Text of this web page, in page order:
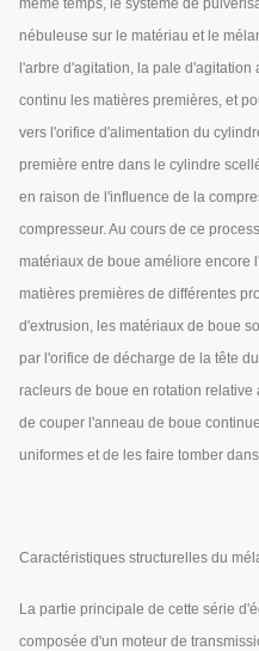
même temps, le système de
nébuleuse sur le matériau et le
l'arbre d'agitation, la pale
continu les matières premières, et
vers l'orifice d'alimentation du
première entre dans le cylindre
en raison de l'influence de la
compresseur. Au cours de ce
matériaux de boue améliore encore
matières premières de différentes
d'extrusion, les matériaux de boue
par l'orifice de décharge de la tête
racleurs de boue en rotation
de couper l'anneau de boue
uniformes et de les faire tomber
Caractéristiques structurelles du
La partie principale de cette série
composée d'un moteur de